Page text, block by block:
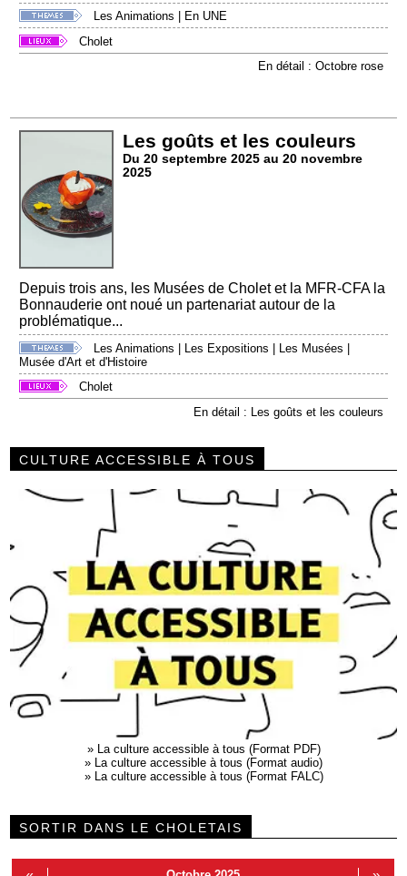
Les Animations
En UNE
Cholet
En détail : Octobre rose
Les goûts et les couleurs
Du 20 septembre 2025 au 20 novembre
2025
Depuis trois ans, les Musées de Cholet et la MFR-CFA la
Bonnauderie ont noué un partenariat autour de la
problématique...
Les Animations Les Expositions Les Musées
Musée d'Art et d'Histoire
Cholet
En détail : Les goûts et les couleurs
CULTURE ACCESSIBLE À TOUS
» La culture accessible à tous (Format PDF)
» La culture accessible à tous (Format audio)
» La culture accessible à tous (Format FALC)
SORTIR DANS LE CHOLETAIS